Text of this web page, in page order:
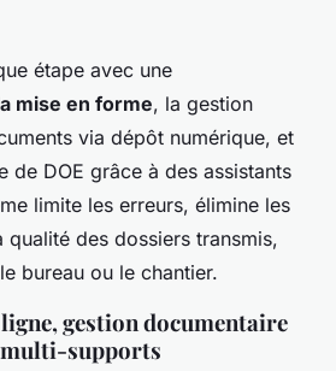
étape avec une
mise en forme, la gestion
via dépôt numérique, et
de DOE grâce à des assistants
limite les erreurs, élimine les
des dossiers transmis,
bureau ou le chantier.
gestion documentaire
multi-supports